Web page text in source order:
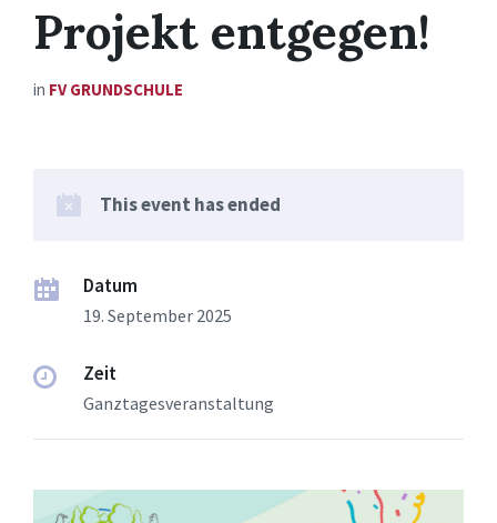
Projekt entgegen!
in FV GRUNDSCHULE
This event has ended
Datum
19. September 2025
Zeit
Ganztagesveranstaltung